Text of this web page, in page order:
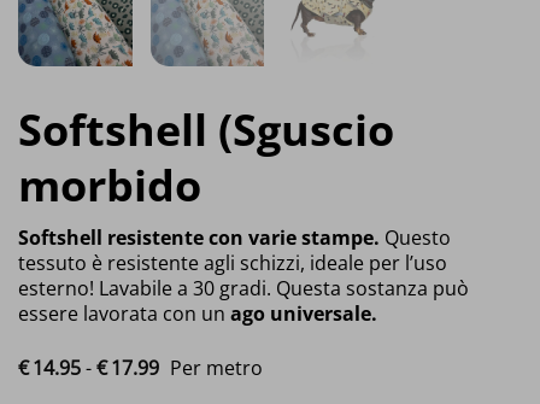
Softshell (Sguscio
morbido
Softshell resistente con varie stampe. Questo
tessuto è resistente agli schizzi, ideale per l’uso
esterno! Lavabile a 30 gradi. Questa sostanza può
essere lavorata con un ago universale.
€14.95-€17.99 Fascia di prezzo: da €14.95 a €17.99
Per metro